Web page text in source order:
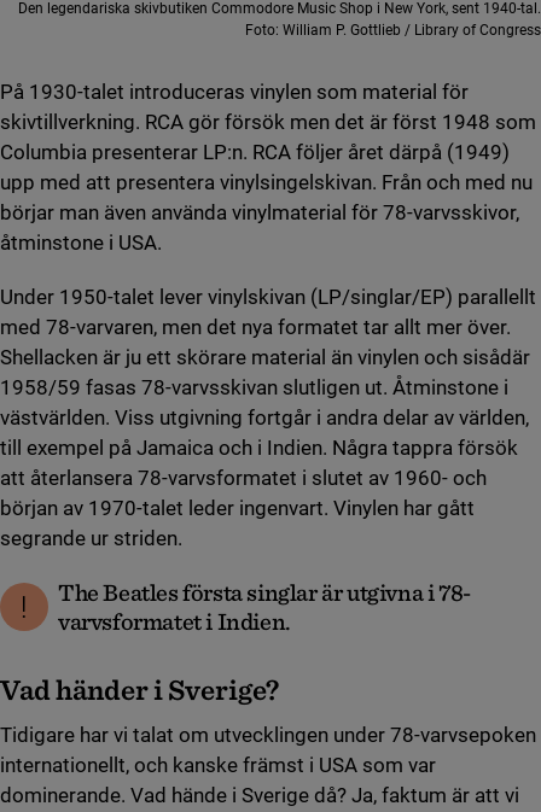
Den legendariska skivbutiken Commodore Music Shop i New York, sent 1940-tal.
Foto: William P. Gottlieb / Library of Congress
På 1930-talet introduceras vinylen som material för
skivtillverkning. RCA gör försök men det är först 1948 som
Columbia presenterar LP:n. RCA följer året därpå (1949)
upp med att presentera vinylsingelskivan. Från och med nu
börjar man även använda vinylmaterial för 78-varvsskivor,
åtminstone i USA.
Under 1950-talet lever vinylskivan (LP/singlar/EP) parallellt
med 78-varvaren, men det nya formatet tar allt mer över.
Shellacken är ju ett skörare material än vinylen och sisådär
1958/59 fasas 78-varvsskivan slutligen ut. Åtminstone i
västvärlden. Viss utgivning fortgår i andra delar av världen,
till exempel på Jamaica och i Indien. Några tappra försök
att återlansera 78-varvsformatet i slutet av 1960- och
början av 1970-talet leder ingenvart. Vinylen har gått
segrande ur striden.
The Beatles första singlar är utgivna i 78-
varvsformatet i Indien.
Vad händer i Sverige?
Tidigare har vi talat om utvecklingen under 78-varvsepoken
internationellt, och kanske främst i USA som var
dominerande. Vad hände i Sverige då? Ja, faktum är att vi